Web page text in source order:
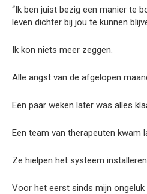
“Ik ben juist bezig een manier te
leven dichter bij jou te kunnen
Ik kon niets meer zeggen.
Alle angst van de afgelopen
Een paar weken later was alles
Een team van therapeuten kwam
Ze hielpen het systeem
Voor het eerst sinds mijn ongeluk